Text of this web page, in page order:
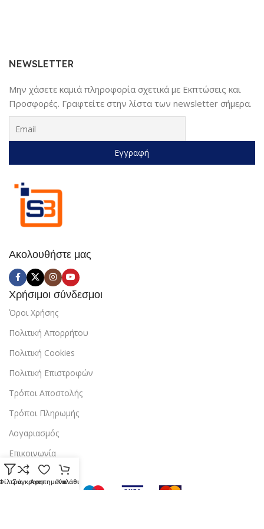
Ακολουθήστε μας
Χρήσιμοι σύνδεσμοι
Όροι Χρήσης
Πολιτική Απορρήτου
Πολιτική Cookies
Πολιτική Επιστροφών
Τρόποι Αποστολής
Τρόποι Πληρωμής
Λογαριασμός
Επικοινωνία
NEWSLETTER
Μην χάσετε καμιά πληροφορία σχετικά με Εκπτώσεις και
Προσφορές. Γραφτείτε στην λίστα των newsletter σήμερα.
ΣύγκρισηΑγαπημέναΚαλάθι